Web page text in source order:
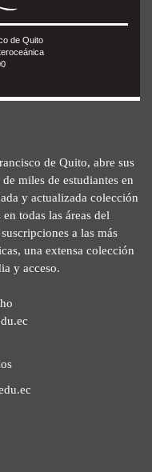
de Quito
de Quito, abre sus
miles de estudiantes en
y actualizada colección
todas las áreas del
a las más
una extensa colección
y acceso.